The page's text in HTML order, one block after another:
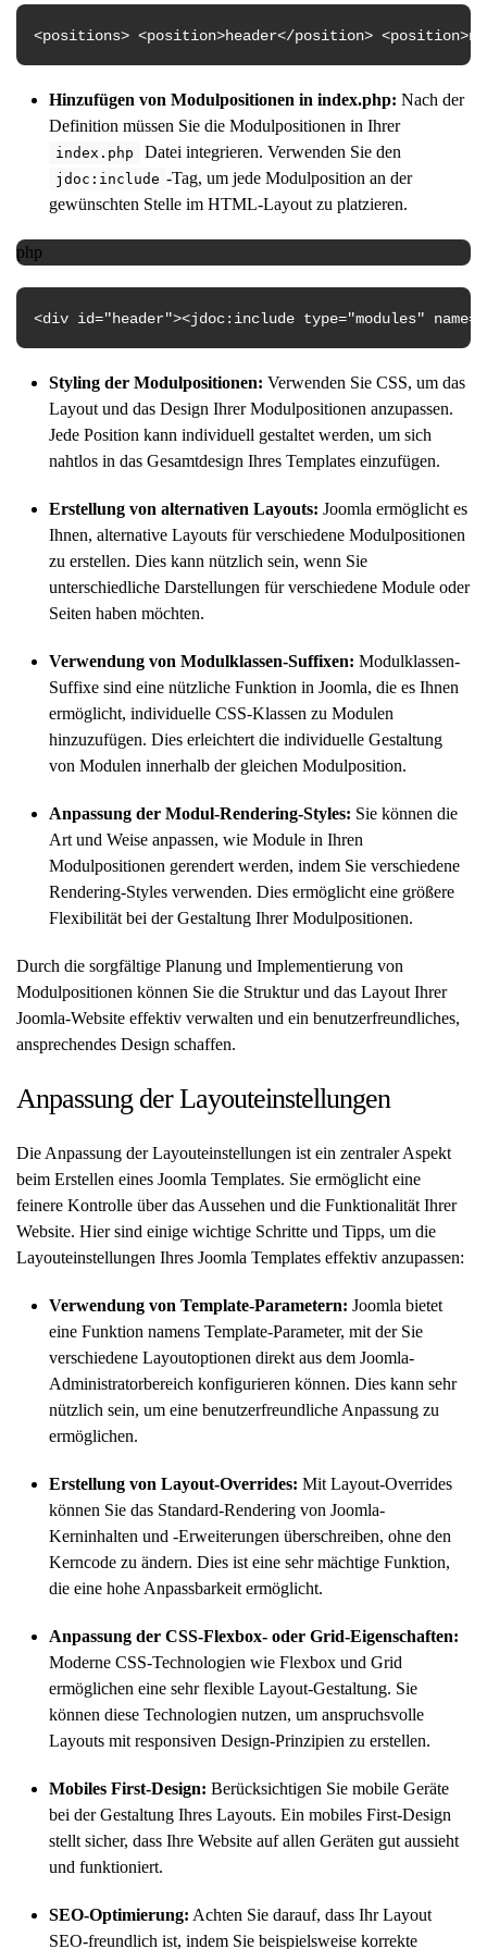
<positions> <position>header</position> <position>
Hinzufügen von Modulpositionen in index.php: Nach der
Definition müssen Sie die Modulpositionen in Ihrer
index.php Datei integrieren. Verwenden Sie den
jdoc:include -Tag, um jede Modulposition an der
gewünschten Stelle im HTML-Layout zu platzieren.
php
<div id="header"><jdoc: include type="modules" name=
Styling der Modulpositionen: Verwenden Sie CSS, um das
Layout und das Design Ihrer Modulpositionen anzupassen.
Jede Position kann individuell gestaltet werden, um sich
nahtlos in das Gesamtdesign Ihres Templates einzufügen.
Erstellung von alternativen Layouts: Joomla ermöglicht es
Ihnen, alternative Layouts für verschiedene Modulpositionen
zu erstellen. Dies kann nützlich sein, wenn Sie
unterschiedliche Darstellungen für verschiedene Module oder
Seiten haben möchten.
Verwendung von Modulklassen-Suffixen: Modulklassen-
Suffixe sind eine nützliche Funktion in Joomla, die es Ihnen
ermöglicht, individuelle CSS-Klassen zu Modulen
hinzuzufügen. Dies erleichtert die individuelle Gestaltung
von Modulen innerhalb der gleichen Modulposition.
Anpassung der Modul-Rendering-Styles: Sie können die
Art und Weise anpassen, wie Module in Ihren
Modulpositionen gerendert werden, indem Sie verschiedene
Rendering-Styles verwenden. Dies ermöglicht eine größere
Flexibilität bei der Gestaltung Ihrer Modulpositionen.
Durch die sorgfältige Planung und Implementierung von
Modulpositionen können Sie die Struktur und das Layout Ihrer
Joomla-Website effektiv verwalten und ein benutzerfreundliches,
ansprechendes Design schaffen.
Anpassung der Layouteinstellungen
Die Anpassung der Layouteinstellungen ist ein zentraler Aspekt
beim Erstellen eines Joomla Templates. Sie ermöglicht eine
feinere Kontrolle über das Aussehen und die Funktionalität Ihrer
Website. Hier sind einige wichtige Schritte und Tipps, um die
Layouteinstellungen Ihres Joomla Templates effektiv anzupassen:
Verwendung von Template-Parametern: Joomla bietet
eine Funktion namens Template-Parameter, mit der Sie
verschiedene Layoutoptionen direkt aus dem Joomla-
Administratorbereich konfigurieren können. Dies kann sehr
nützlich sein, um eine benutzerfreundliche Anpassung zu
ermöglichen.
Erstellung von Layout-Overrides: Mit Layout-Overrides
können Sie das Standard-Rendering von Joomla-
Kerninhalten und -Erweiterungen überschreiben, ohne den
Kerncode zu ändern. Dies ist eine sehr mächtige Funktion,
die eine hohe Anpassbarkeit ermöglicht.
Anpassung der CSS-Flexbox- oder Grid-Eigenschaften:
Moderne CSS-Technologien wie Flexbox und Grid
ermöglichen eine sehr flexible Layout-Gestaltung. Sie
können diese Technologien nutzen, um anspruchsvolle
Layouts mit responsiven Design-Prinzipien zu erstellen.
Mobiles First-Design: Berücksichtigen Sie mobile Geräte
bei der Gestaltung Ihres Layouts. Ein mobiles First-Design
stellt sicher, dass Ihre Website auf allen Geräten gut aussieht
und funktioniert.
SEO-Optimierung: Achten Sie darauf, dass Ihr Layout
SEO-freundlich ist, indem Sie beispielsweise korrekte